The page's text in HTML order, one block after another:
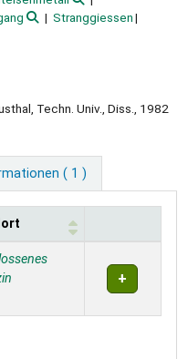
Stranggiessen
Techn. Univ., Diss., 1982
( 1 )